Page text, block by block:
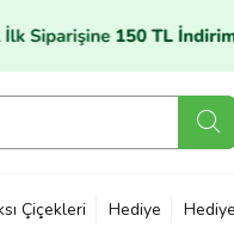
Çiçekleri Hediye